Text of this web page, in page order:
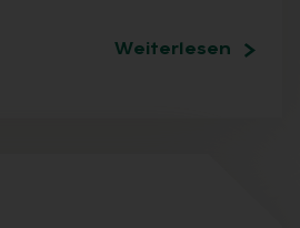
Weiterlesen